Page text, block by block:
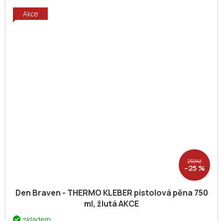
Akce
259 Kč
–25 %
Den Braven - THERMO KLEBER pistolová pěna 750
ml, žlutá AKCE